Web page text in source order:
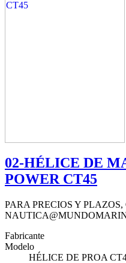
02-HÉLICE DE
POWER CT45
PARA PRECIOS Y
Fabricante
Modelo
HÉLICE DE PROA